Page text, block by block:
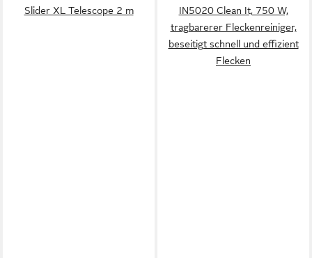
Slider XL Telescope 2 m
IN5020 Clean It, 750 W,
tragbarerer Fleckenreiniger,
beseitigt schnell und effizient
Flecken